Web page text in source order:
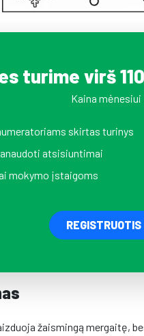
turime virš
Kaina
skirtas turinys
atsisiuntimai
mokymo įstaigoms
REGISTRUOTIS
žaismingą mergaitę,